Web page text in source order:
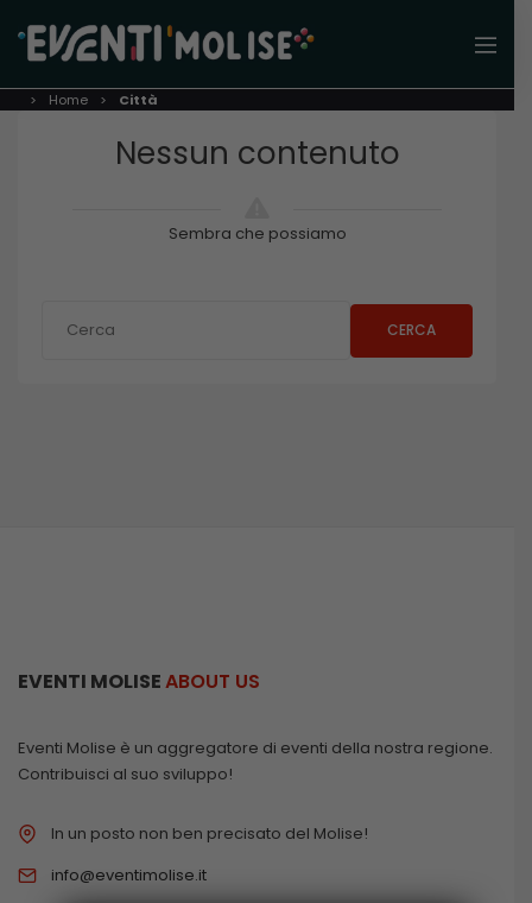
Home Città
Nessun contenuto
Sembra che possiamo
CERCA
EVENTI MOLISEABOUT US
Eventi Molise è un aggregatore di eventi della nostra regione.
Contribuisci al suo sviluppo!
In un posto non ben precisato del Molise!
info@eventimolise.it